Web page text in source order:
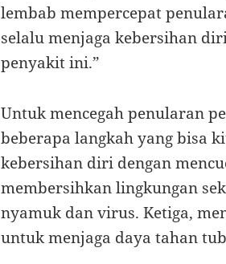
lembab mempercepat
selalu menjaga kebersihan
penyakit ini.”
Untuk mencegah penularan
beberapa langkah yang bisa
kebersihan diri dengan
membersihkan lingkungan
nyamuk dan virus. Ketiga,
untuk menjaga daya tahan